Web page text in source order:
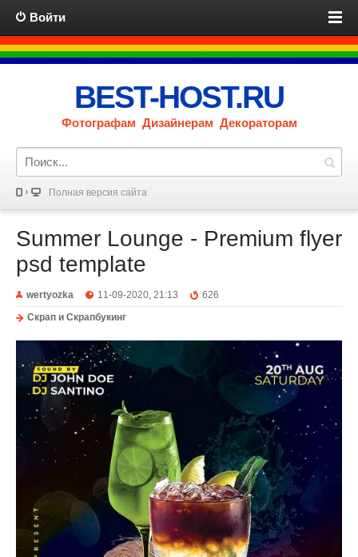
Войти
BEST-HOST.RU
Фотографам Дизайнерам Декораторам
Полная версия сайта
Summer Lounge - Premium flyer
psd template
wertyozka 11-09-2020, 21:13
626
Скрап и Скрапбукинг